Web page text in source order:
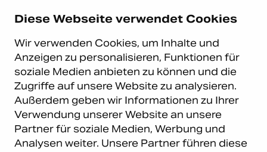
Diese Webseite verwendet Cookies
Wir verwenden Cookies, um Inhalte und
Anzeigen zu personalisieren, Funktionen für
soziale Medien anbieten zu können und die
Zugriffe auf unsere Website zu analysieren.
Außerdem geben wir Informationen zu Ihrer
Verwendung unserer Website an unsere
Partner für soziale Medien, Werbung und
Analysen weiter. Unsere Partner führen diese
+49 (0)211 9367 8390
info@carema.de
© Copyright 2026 Carema
GmbH. Alle Rechte vorbehalten.
Datenschutz|Impressum
Carema Warehouse
Carema Hardware BV
Bohemenstraat 9
Kundendienst
Serviceabteilung